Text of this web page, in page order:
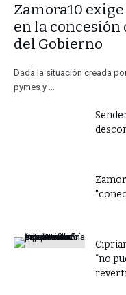
​Zamora10
en la concesión
del Gobierno
Dada la situación creada
pymes y …
“no